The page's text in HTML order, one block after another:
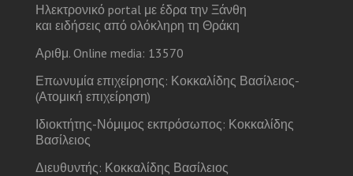
Ηλεκτρονικό portal με έδρα την Ξάνθη
και ειδήσεις από ολόκληρη τη Θράκη
Αριθμ. Online media: 13570
Επωνυμία επιχείρησης: Κοκκαλίδης Βασίλειος-
(Ατομική επιχείρηση)
Ιδιοκτήτης-Νόμιμος εκπρόσωπος: Κοκκαλίδης
Βασίλειος
Διευθυντής: Κοκκαλίδης Βασίλειος